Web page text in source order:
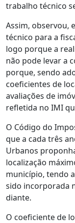
trabalho técnico
Assim, observou,
técnico para a
logo porque a
não pode levar a
porque, sendo
coeficientes de
avaliações de
refletida no IMI
O Código do
que a cada três
Urbanos
localização
município, tendo
sido incorporada
diante.
O coeficiente de